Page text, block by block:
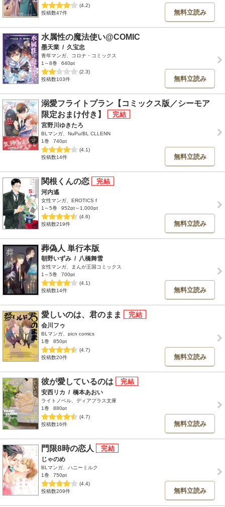
(4.2)
投稿数47件
無料立読み
水属性の魔法使い@COMIC
墨天業 / 久宝忠
青年マンガ、コロナ・コミックス
1～8巻
640pt
(2.3)
投稿数103件
無料立読み
溺愛フライトプラン【コミックス版／シーモア
限定おまけ付き】
宮野川ゆきたろ
BLマンガ、NuPu/BL CLLENN
1巻
740pt
(4.1)
投稿数14件
無料立読み
関根くんの恋
河内遙
女性マンガ、EROTICS f
1～5巻
952pt～1,000pt
(4.6)
投稿数219件
無料立読み
葬偽人 単行本版
朝野いずみ / 八橋舞雪
女性マンガ、まんが王国コミックス
1～5巻
700pt
(4.1)
投稿数14件
無料立読み
愛しいのは、君のまま
会川フゥ
BLマンガ、picn comics
1巻
850pt
(4.7)
投稿数20件
無料立読み
彼が愛しているのは
安西リカ / 橋本あおい
ライトノベル、ディアプラス文庫
1巻
880pt
(4.7)
投稿数16件
無料立読み
門限8時の恋人
じゃのめ
BLマンガ、ハニーミルク
1巻
750pt
(4.4)
投稿数209件
無料立読み